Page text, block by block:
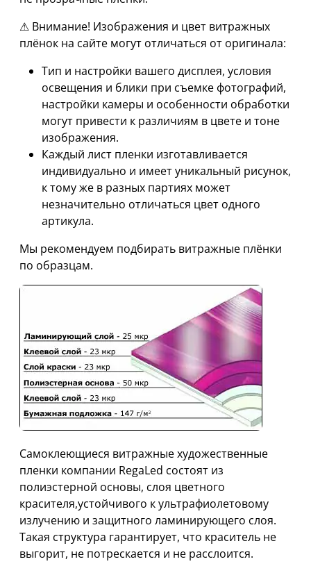
⚠ Внимание! Изображения и цвет витражных
плёнок на сайте могут отличаться от оригинала:
Тип и настройки вашего дисплея, условия
освещения и блики при съемке фотографий,
настройки камеры и особенности обработки
могут привести к различиям в цвете и тоне
изображения.
Каждый лист пленки изготавливается
индивидуально и имеет уникальный рисунок,
к тому же в разных партиях может
незначительно отличаться цвет одного
артикула.
Мы рекомендуем подбирать витражные плёнки
по образцам.
Cамоклеющиеся витражные художественные
пленки компании RegaLed состоят из
полиэстерной основы, слоя цветного
красителя,устойчивого к ультрафиолетовому
излучению и защитного ламинирующего слоя.
Такая структура гарантирует, что краситель не
выгорит, не потрескается и не расслоится.